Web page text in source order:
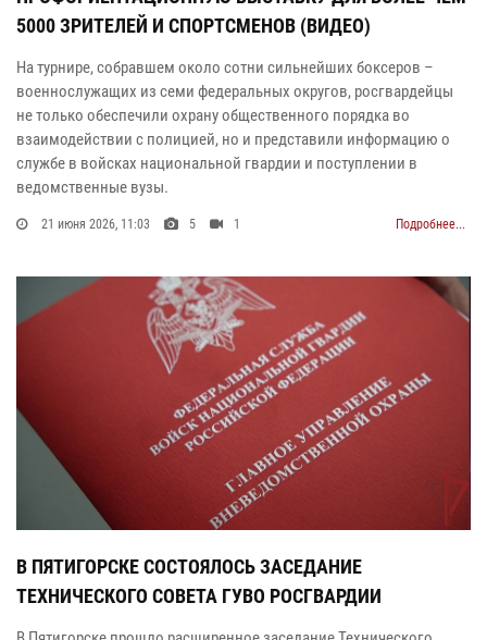
5000 ЗРИТЕЛЕЙ И СПОРТСМЕНОВ (ВИДЕО)
На турнире, собравшем около сотни сильнейших боксеров –
военнослужащих из семи федеральных округов, росгвардейцы
не только обеспечили охрану общественного порядка во
взаимодействии с полицией, но и представили информацию о
службе в войсках национальной гвардии и поступлении в
ведомственные вузы.
21 июня 2026, 11:03 5 1 Подробнее...
В ПЯТИГОРСКЕ СОСТОЯЛОСЬ ЗАСЕДАНИЕ
ТЕХНИЧЕСКОГО СОВЕТА ГУВО РОСГВАРДИИ